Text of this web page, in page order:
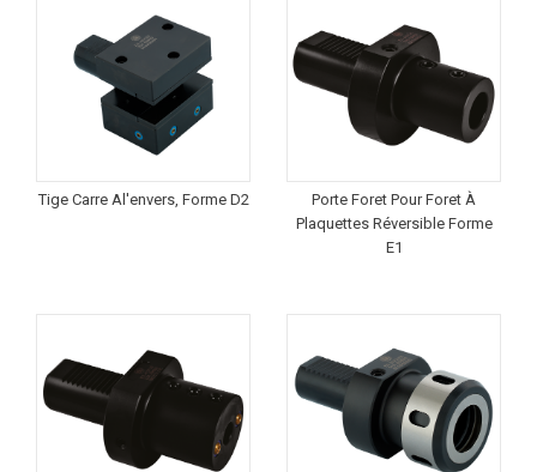
Tige Carre Al'envers, Forme D2
Porte Foret Pour Foret À
Plaquettes Réversible Forme
E1